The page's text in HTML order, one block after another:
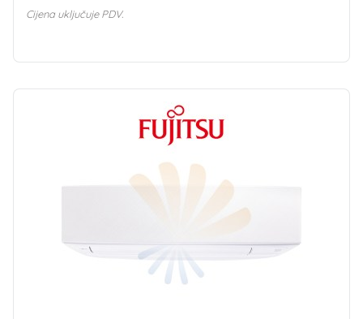
Cijena uključuje PDV.